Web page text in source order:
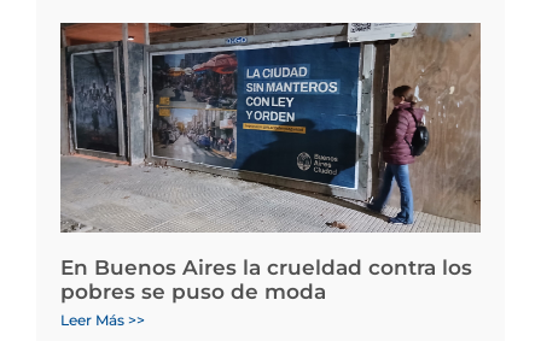
En Buenos Aires la crueldad contra los
pobres se puso de moda
Leer Más >>